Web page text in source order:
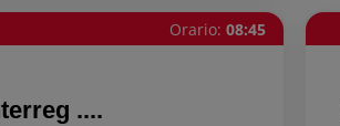
Orario:08:45
....